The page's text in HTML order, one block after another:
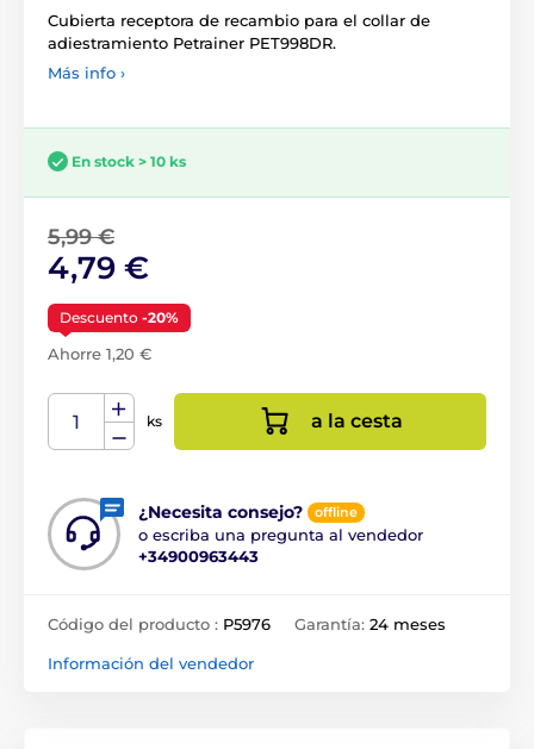
Cubierta receptora de recambio para el collar de
adiestramiento Petrainer PET998DR.
Más info ›
En stock > 10 ks
5,99 €
4,79 €
Descuento -20%
Ahorre 1,20 €
ks a la cesta
¿Necesita consejo? offline
o escriba una pregunta al vendedor
+34900963443
Código del producto : P5976 Garantía: 24 meses
Información del vendedor